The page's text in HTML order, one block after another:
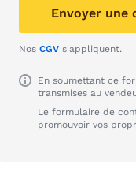
Envoyer une
Nos CGV s'appliquent.
En soumettant ce
transmises au
Le formulaire de
promouvoir vos